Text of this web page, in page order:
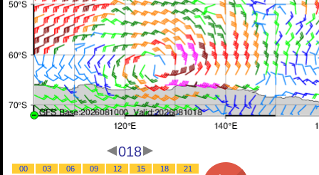
018
00 03 06 09 12 15 18
21